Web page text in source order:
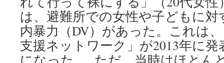
は、避難所での女性や子どもに
内暴力（DV）があった。これは
支援ネットワーク」が2013年に
になった。 ただ、当時はほとん